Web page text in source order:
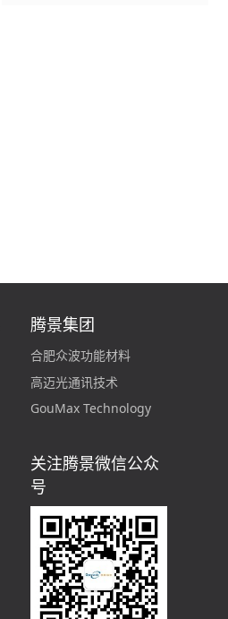
腾景集团
合肥众波功能材料
高迈光通讯技术
GouMax Technology
关注腾景微信公众
号